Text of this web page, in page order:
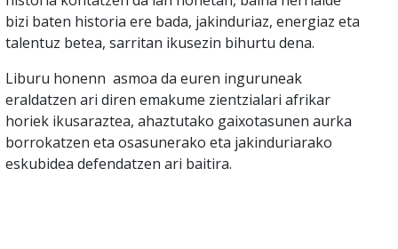
bizi baten historia ere bada, jakinduriaz, energiaz eta
talentuz betea, sarritan ikusezin bihurtu dena.
Liburu honenn asmoa da euren inguruneak
eraldatzen ari diren emakume zientzialari afrikar
horiek ikusaraztea, ahaztutako gaixotasunen aurka
borrokatzen eta osasunerako eta jakinduriarako
eskubidea defendatzen ari baitira.